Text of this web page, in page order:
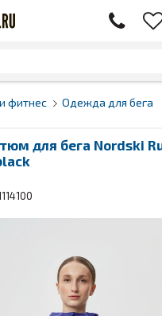
фитнес Одежда для бега
для бега Nordski